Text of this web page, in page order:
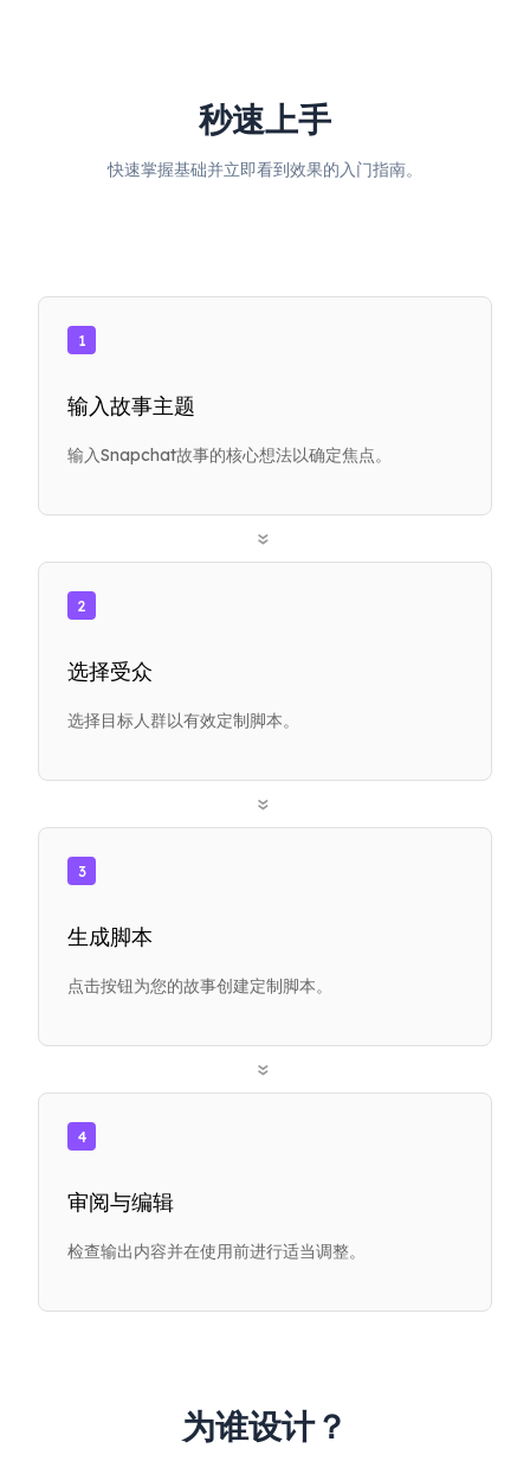
秒速上手
快速掌握基础并立即看到效果的入门指南。
1
输入故事主题
输入Snapchat故事的核心想法以确定焦点。
»
2
选择受众
选择目标人群以有效定制脚本。
»
3
生成脚本
点击按钮为您的故事创建定制脚本。
»
4
审阅与编辑
检查输出内容并在使用前进行适当调整。
为谁设计？